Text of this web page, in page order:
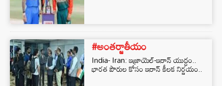
#అంతర్జాతీయం
India- Iran: ఇజ్రాయెల్-ఇరాన్ యుద్ధం..
భారత పౌరుల కోసం ఇరాన్ కీలక నిర్ణయం..